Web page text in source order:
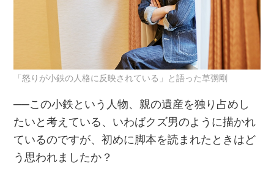
「怒りが小鉄の人格に反映されている」と語った草彅剛
──この小鉄という人物、親の遺産を独り占めし
たいと考えている、いわばクズ男のように描かれ
ているのですが、初めに脚本を読まれたときはど
う思われましたか？